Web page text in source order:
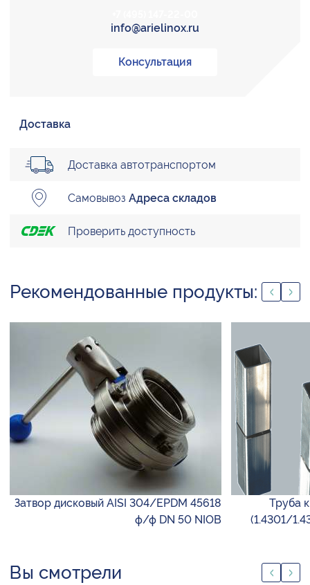
info@arielinox.ru
Консультация
Доставка
Доставка автотранспортом
Самовывоз Адреса складов
Проверить доступность
Рекомендованные продукты:
Затвор дисковый AISI 304/EPDM 45618
ф/ф DN 50 NIOB
Труба
(1.4301/
Вы смотрели